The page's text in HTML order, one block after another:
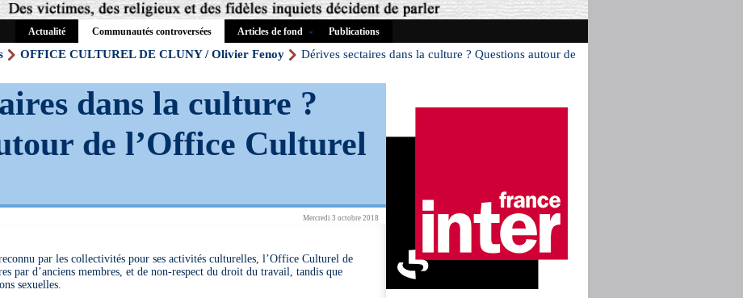
Actualité Communautés controversées Articles de fond Publications
OFFICE CULTUREL DE CLUNY / Olivier Fenoy
Dérives sectaires dans la culture ? Questions autour de
dans la culture ?
de l’Office Culturel
Mercredi 3 octobre 2018
par les collectivités pour ses activités culturelles, l’Office Culturel de
par d’anciens membres, et de non-respect du droit du travail, tandis que
sexuelles.